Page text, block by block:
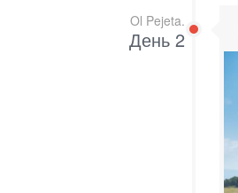
Ol Pejeta.
День 2